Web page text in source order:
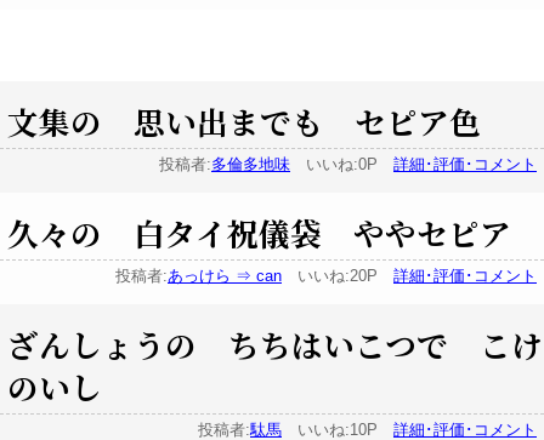
文集の 思い出までも セピア色
投稿者:多倫多地味 いいね:0P 詳細･評価･コメント
久々の 白タイ祝儀袋 ややセピア
投稿者:あっけら ⇒ can いいね:20P 詳細･評価･コメント
ざんしょうの ちちはいこつで こけ
のいし
投稿者:駄馬 いいね:10P 詳細･評価･コメント